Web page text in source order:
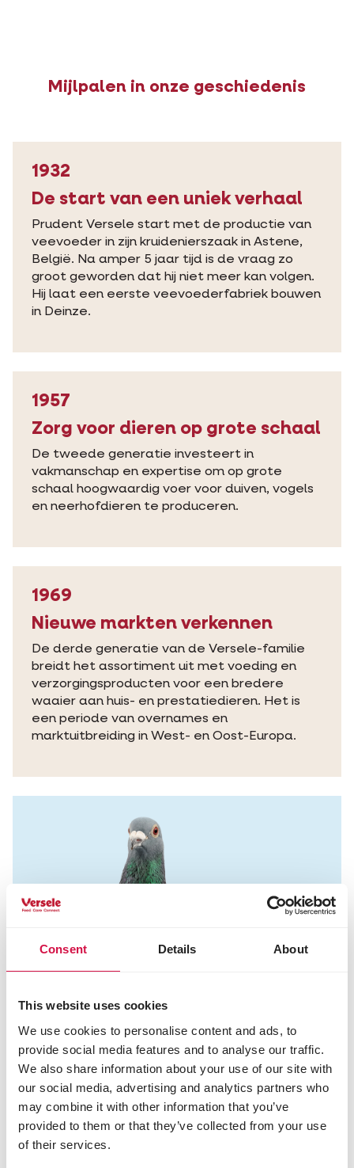
Consent Details About
This website uses cookies
We use cookies to personalise content and ads, to
provide social media features and to analyse our traffic.
We also share information about your use of our site with
our social media, advertising and analytics partners who
may combine it with other information that you’ve
provided to them or that they’ve collected from your use
of their services.
Mijlpalen in onze geschiedenis
1932
De start van een uniek verhaal
Prudent Versele start met de productie van
veevoeder in zijn kruidenierszaak in Astene,
België. Na amper 5 jaar tijd is de vraag zo
groot geworden dat hij niet meer kan volgen.
Hij laat een eerste veevoederfabriek bouwen
in Deinze.
1957
Zorg voor dieren op grote schaal
De tweede generatie investeert in
vakmanschap en expertise om op grote
schaal hoogwaardig voer voor duiven, vogels
en neerhofdieren te produceren.
1969
Nieuwe markten verkennen
De derde generatie van de Versele-familie
breidt het assortiment uit met voeding en
verzorgingsproducten voor een bredere
waaier aan huis- en prestatiedieren. Het is
een periode van overnames en
marktuitbreiding in West- en Oost-Europa.